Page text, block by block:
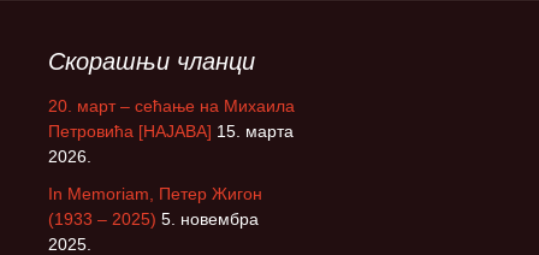
Скорашњи чланци
20. март – сећање на Михаила
Петровића [НАЈАВА] 15. марта
2026.
In Memoriam, Петер Жигон
(1933 – 2025) 5. новембра
2025.